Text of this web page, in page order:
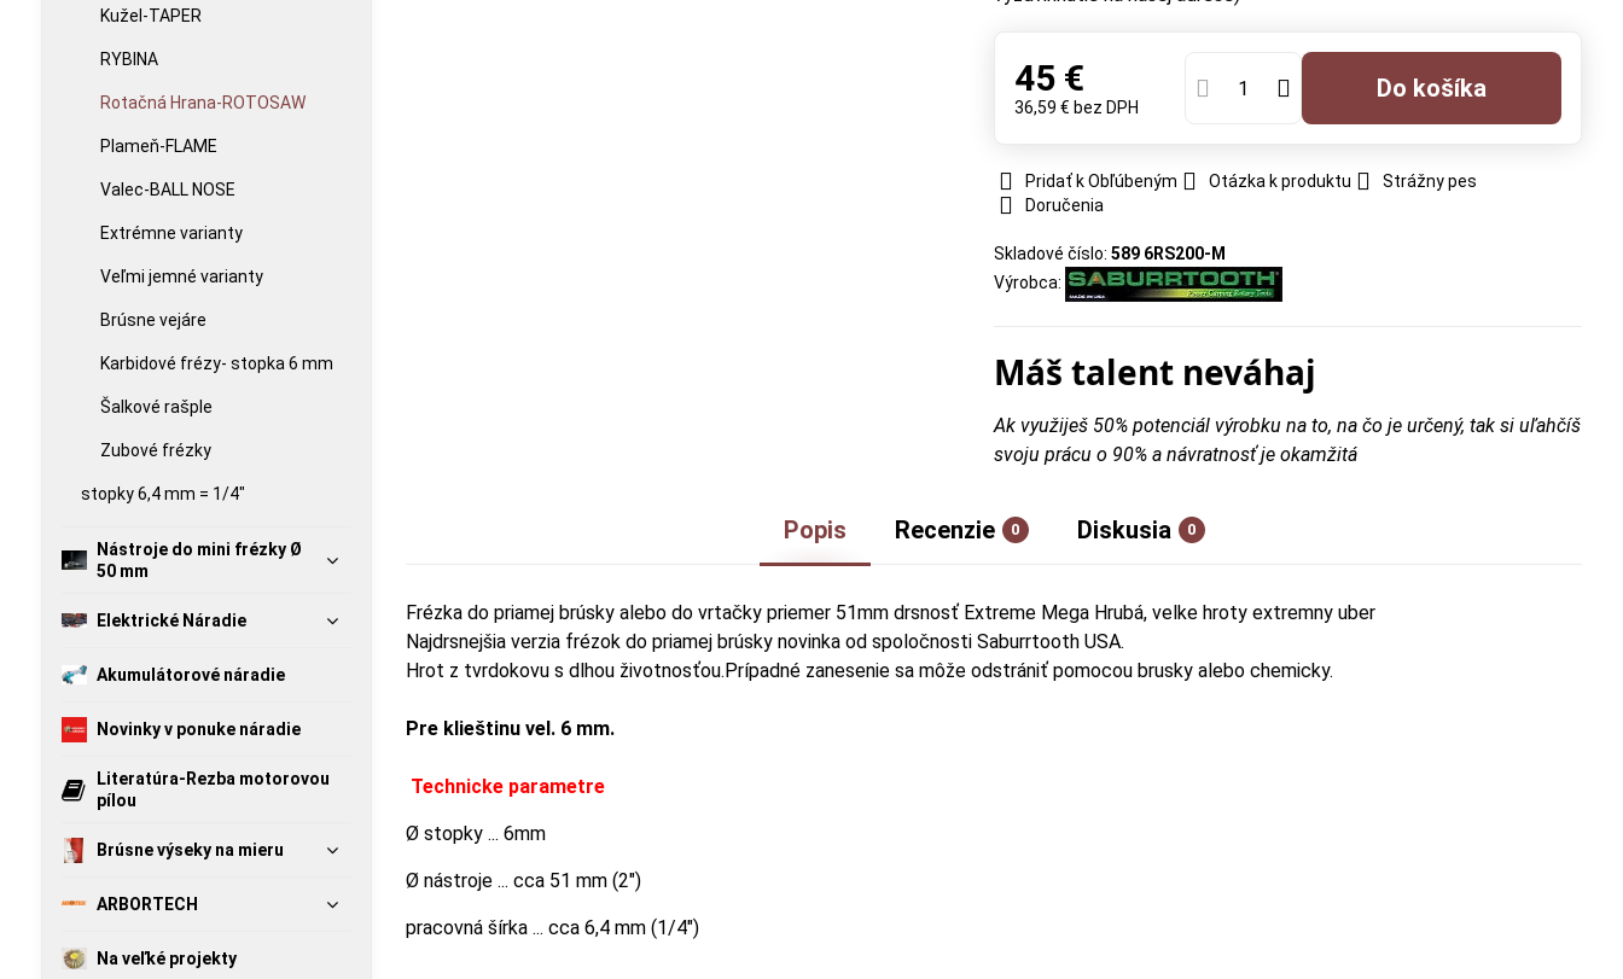
45 €
36,59 € bez DPH
Do košíka
Pridať k Obľúbeným Otázka k produktu
Strážny pes
Doručenia
Skladové číslo:589 6RS200-M
Výrobca:
Máš talent neváhaj
Ak využiješ 50% potenciál výrobku na to, na čo je určený, tak si uľahčíš
svoju prácu o 90% a návratnosť je okamžitá
Popis Recenzie 0 Diskusia 0
Frézka do priamej brúsky alebo do vrtačky priemer 51mm drsnosť Extreme Mega Hrubá, velke hroty extremny uber
Najdrsnejšia verzia frézok do priamej brúsky novinka od spoločnosti Saburrtooth USA.
Hrot z tvrdokovu s dlhou životnosťou.Prípadné zanesenie sa môže odstrániť pomocou brusky alebo chemicky.
Pre klieštinu vel. 6 mm.
Technicke parametre
Ø stopky ... 6mm
Ø nástroje ... cca 51 mm (2")
pracovná šírka ... cca 6,4 mm (1/4")
Kužel-TAPER
RYBINA
Rotačná Hrana-ROTOSAW
Plameň-FLAME
Valec-BALL NOSE
Extrémne varianty
Veľmi jemné varianty
Brúsne vejáre
Karbidové frézy- stopka 6 mm
Šalkové rašple
Zubové frézky
stopky 6,4 mm = 1/4"
Nástroje do mini frézky Ø
50 mm
Elektrické Náradie
Akumulátorové náradie
Novinky v ponuke náradie
Literatúra-Rezba motorovou
pílou
Brúsne výseky na mieru
ARBORTECH
Na veľké projekty